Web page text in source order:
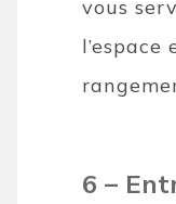
vous
6 –